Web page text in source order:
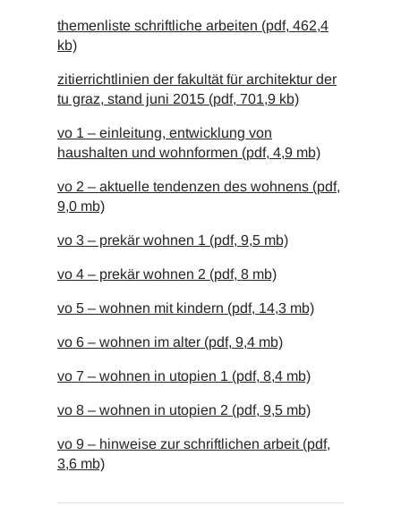
themenliste schriftliche arbeiten (pdf, 462,4
kb)
zitierrichtlinien der fakultät für architektur der
tu graz, stand juni 2015 (pdf, 701,9 kb)
vo 1 – einleitung, entwicklung von
haushalten und wohnformen (pdf, 4,9 mb)
vo 2 – aktuelle tendenzen des wohnens (pdf,
9,0 mb)
vo 3 – prekär wohnen 1 (pdf, 9,5 mb)
vo 4 – prekär wohnen 2 (pdf, 8 mb)
vo 5 – wohnen mit kindern (pdf, 14,3 mb)
vo 6 – wohnen im alter (pdf, 9,4 mb)
vo 7 – wohnen in utopien 1 (pdf, 8,4 mb)
vo 8 – wohnen in utopien 2 (pdf, 9,5 mb)
vo 9 – hinweise zur schriftlichen arbeit (pdf,
3,6 mb)